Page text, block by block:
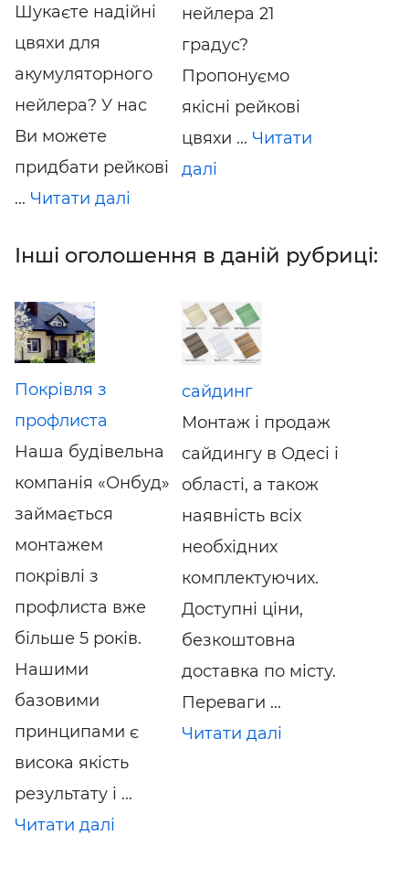
Шукаєте надійні
цвяхи для
акумуляторного
нейлера? У нас
Ви можете
придбати рейкові
... Читати далі
нейлера 21
градус?
Пропонуємо
якісні рейкові
цвяхи ... Читати
далі
Інші оголошення в даній рубриці:
Покрівля з
профлиста
Наша будівельна
компанія «Онбуд»
займається
монтажем
покрівлі з
профлиста вже
більше 5 років.
Нашими
базовими
принципами є
висока якість
результату і ...
Читати далі
сайдинг
Монтаж і продаж
сайдингу в Одесі і
області, а також
наявність всіх
необхідних
комплектуючих.
Доступні ціни,
безкоштовна
доставка по місту.
Переваги ...
Читати далі